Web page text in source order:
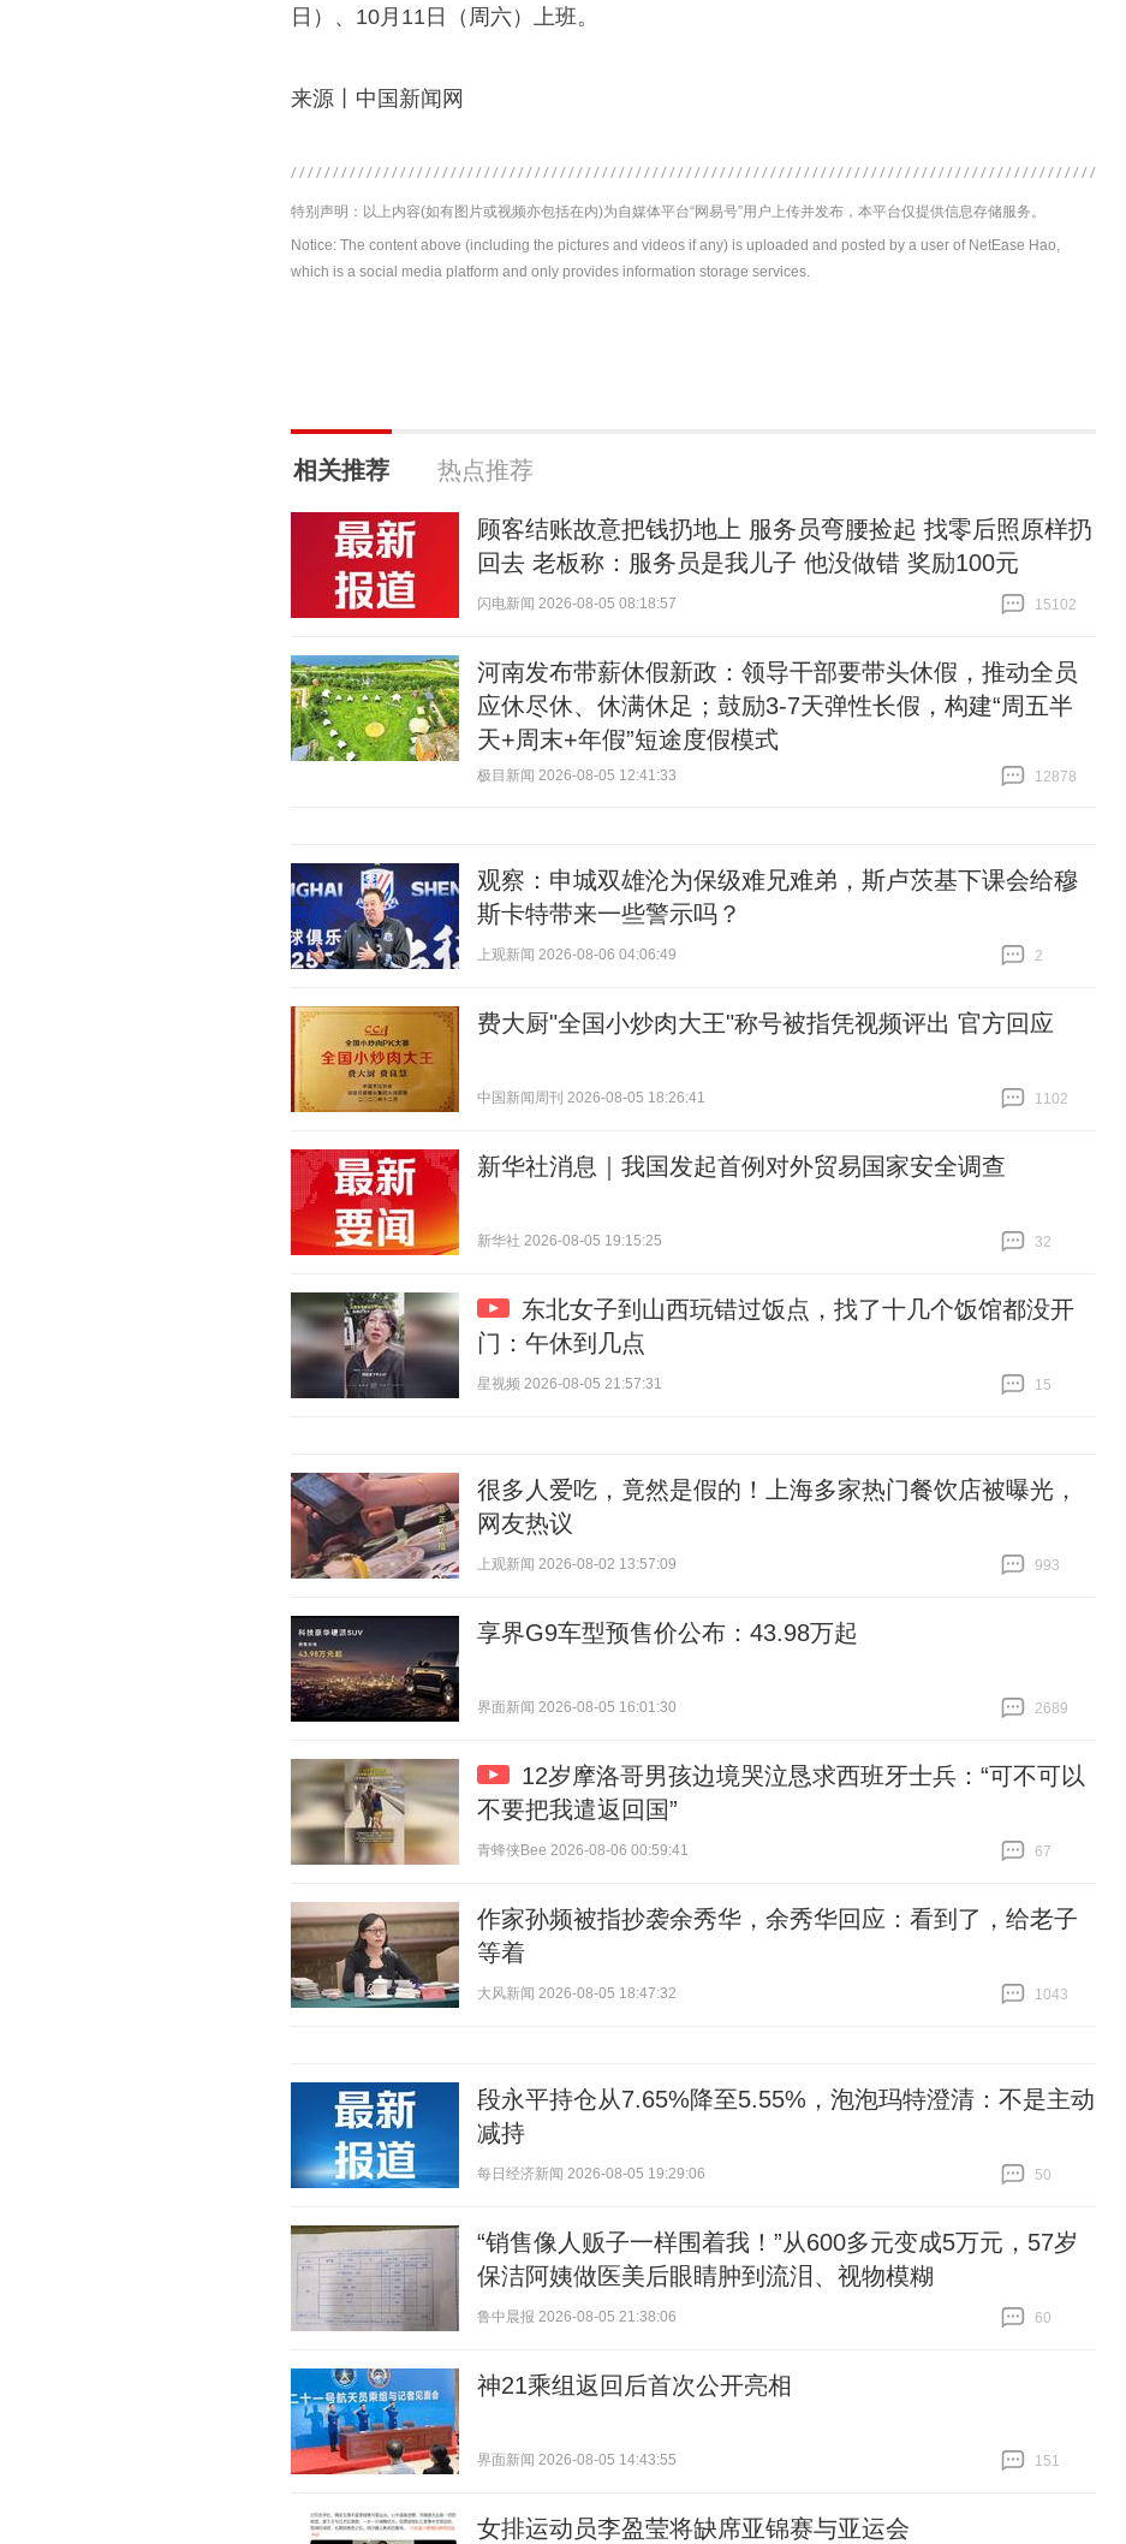
日）、10月11日（周六）上班。
来源丨中国新闻网
特别声明：以上内容(如有图片或视频亦包括在内)为自媒体平台“网易号”用户上传并发布，本平台仅提供信息存储服务。
Notice: The content above (including the pictures and videos if any) is uploaded and posted by a user of NetEase Hao,
which is a social media platform and only provides information storage services.
相关推荐 热点推荐
顾客结账故意把钱扔地上 服务员弯腰捡起 找零后照原样扔
回去 老板称：服务员是我儿子 他没做错 奖励100元
闪电新闻 2026-08-05 08:18:57
15102
河南发布带薪休假新政：领导干部要带头休假，推动全员
应休尽休、休满休足；鼓励3-7天弹性长假，构建“周五半
天+周末+年假”短途度假模式
极目新闻 2026-08-05 12:41:33
12878
观察：申城双雄沦为保级难兄难弟，斯卢茨基下课会给穆
斯卡特带来一些警示吗？
上观新闻 2026-08-06 04:06:49
2
费大厨"全国小炒肉大王"称号被指凭视频评出 官方回应
中国新闻周刊 2026-08-05 18:26:41
1102
新华社消息｜我国发起首例对外贸易国家安全调查
新华社 2026-08-05 19:15:25
32
东北女子到山西玩错过饭点，找了十几个饭馆都没开
门：午休到几点
星视频 2026-08-05 21:57:31
15
很多人爱吃，竟然是假的！上海多家热门餐饮店被曝光，
网友热议
上观新闻 2026-08-02 13:57:09
993
享界G9车型预售价公布：43.98万起
界面新闻 2026-08-05 16:01:30
2689
12岁摩洛哥男孩边境哭泣恳求西班牙士兵：“可不可以
不要把我遣返回国”
青蜂侠Bee 2026-08-06 00:59:41
67
作家孙频被指抄袭余秀华，余秀华回应：看到了，给老子
等着
大风新闻 2026-08-05 18:47:32
1043
段永平持仓从7.65%降至5.55%，泡泡玛特澄清：不是主动
减持
每日经济新闻 2026-08-05 19:29:06
50
“销售像人贩子一样围着我！”从600多元变成5万元，57岁
保洁阿姨做医美后眼睛肿到流泪、视物模糊
鲁中晨报 2026-08-05 21:38:06
60
神21乘组返回后首次公开亮相
界面新闻 2026-08-05 14:43:55
151
女排运动员李盈莹将缺席亚锦赛与亚运会